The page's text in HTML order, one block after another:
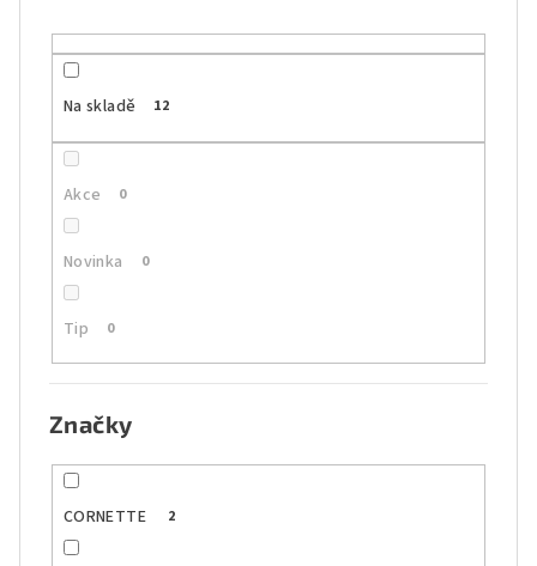
Na skladě 12
Akce 0
Novinka 0
Tip 0
Značky
CORNETTE 2